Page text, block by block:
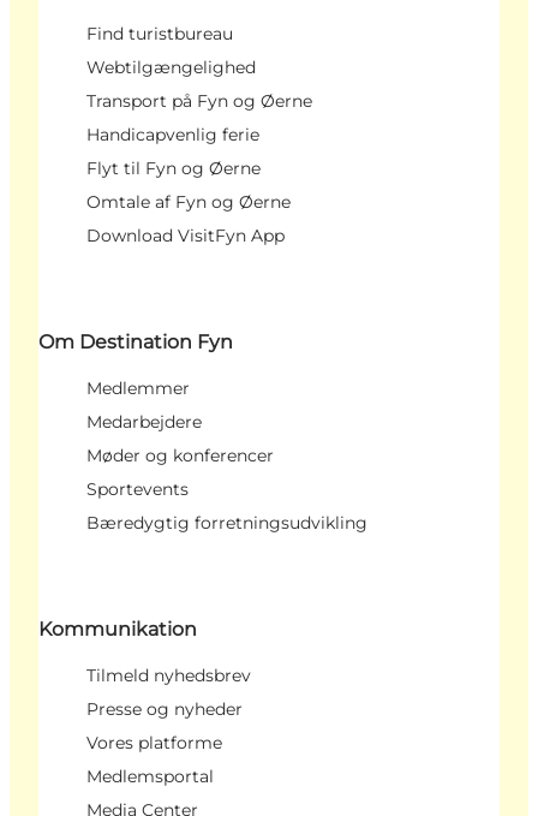
Find turistbureau
Webtilgængelighed
Transport på Fyn og Øerne
Handicapvenlig ferie
Flyt til Fyn og Øerne
Omtale af Fyn og Øerne
Download VisitFyn App
Om Destination Fyn
Medlemmer
Medarbejdere
Møder og konferencer
Sportevents
Bæredygtig forretningsudvikling
Kommunikation
Tilmeld nyhedsbrev
Presse og nyheder
Vores platforme
Medlemsportal
Media Center